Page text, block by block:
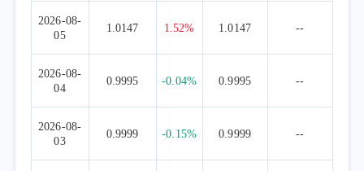
2026-08-
05
1.0147 1.52% 1.0147 --
2026-08-
04
0.9995 -0.04% 0.9995 --
2026-08-
03
0.9999 -0.15% 0.9999 --